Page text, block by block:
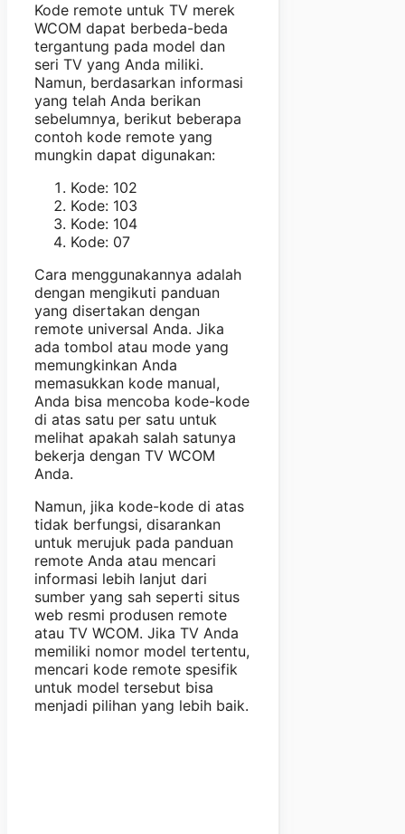
Kode remote untuk TV merek
WCOM dapat berbeda-beda
tergantung pada model dan
seri TV yang Anda miliki.
Namun, berdasarkan informasi
yang telah Anda berikan
sebelumnya, berikut beberapa
contoh kode remote yang
mungkin dapat digunakan:
Kode: 102
Kode: 103
Kode: 104
Kode: 07
Cara menggunakannya adalah
dengan mengikuti panduan
yang disertakan dengan
remote universal Anda. Jika
ada tombol atau mode yang
memungkinkan Anda
memasukkan kode manual,
Anda bisa mencoba kode-kode
di atas satu per satu untuk
melihat apakah salah satunya
bekerja dengan TV WCOM
Anda.
Namun, jika kode-kode di atas
tidak berfungsi, disarankan
untuk merujuk pada panduan
remote Anda atau mencari
informasi lebih lanjut dari
sumber yang sah seperti situs
web resmi produsen remote
atau TV WCOM. Jika TV Anda
memiliki nomor model tertentu,
mencari kode remote spesifik
untuk model tersebut bisa
menjadi pilihan yang lebih baik.